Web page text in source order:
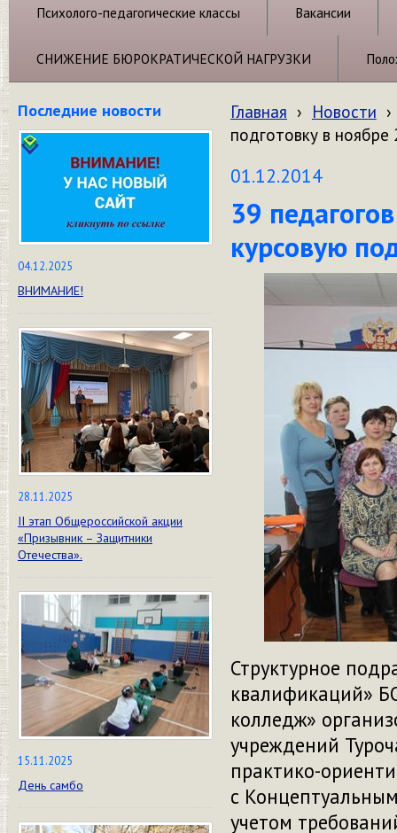
Психолого-педагогические классы Вакансии
СНИЖЕНИЕ БЮРОКРАТИЧЕСКОЙ НАГРУЗКИ
Последние новости
04.12.2025
ВНИМАНИЕ!
28.11.2025
II этап Общероссийской акции
«Призывник – Защитники
Отечества».
15.11.2025
День самбо
Главная › Новости ›
подготовку в ноябре
01.12.2014
39
курсовую
Структурное
квалификаций»
колледж»
учреждений
практико-
с
учетом